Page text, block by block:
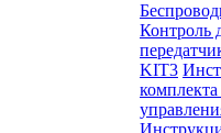
Контроль
KIT3